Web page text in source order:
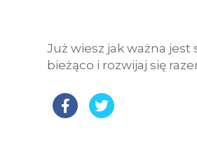
Już wiesz jak ważna
bieżąco i rozwijaj się